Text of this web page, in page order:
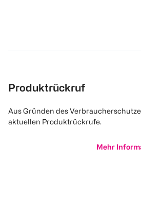
Produktrückruf
Aus Gründen des
aktuellen Produktrückrufe.
Mehr